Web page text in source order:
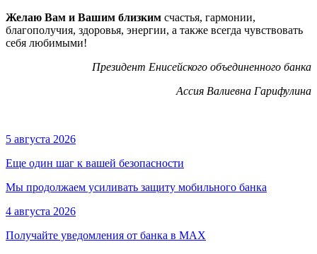
Желаю Вам и Вашим близким счастья, гармонии,
благополучия, здоровья, энергии, а также всегда чувствовать
себя любимыми!
Президент Енисейского объединенного банка
Ассия Валиевна Гарифулина
5 августа 2026
Еще один шаг к вашей безопасности
Мы продолжаем усиливать защиту мобильного банка
4 августа 2026
Получайте уведомления от банка в МАХ